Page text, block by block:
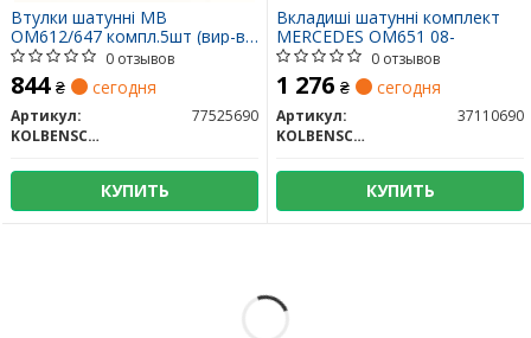
Втулки шатунні MB
OM612/647 компл.5шт (вир-во
KS)
0 отзывов
844 ₴ сегодня
Артикул:
77525690
KOLBENSCHMIDT
КУПИТЬ
Вкладиші шатунні комплект
MERCEDES OM651 08-
0 отзывов
1 276 ₴ сегодня
Артикул:
37110690
KOLBENSCHMIDT
КУПИТЬ